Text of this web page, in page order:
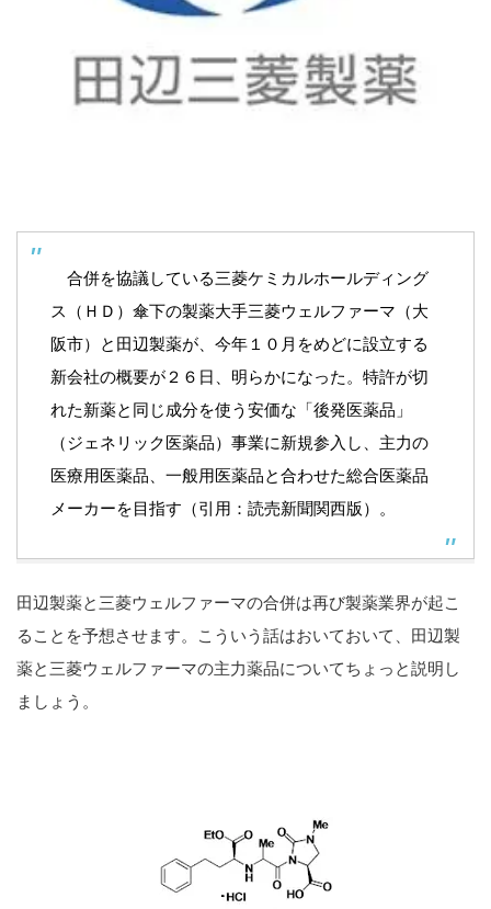
合併を協議している三菱ケミカルホールディング
ス（ＨＤ）傘下の製薬大手三菱ウェルファーマ（大
阪市）と田辺製薬が、今年１０月をめどに設立する
新会社の概要が２６日、明らかになった。特許が切
れた新薬と同じ成分を使う安価な「後発医薬品」
（ジェネリック医薬品）事業に新規参入し、主力の
医療用医薬品、一般用医薬品と合わせた総合医薬品
メーカーを目指す（引用： 読売新聞関西版）。
田辺製薬と三菱ウェルファーマの合併は再び製薬業界が起こ
ることを予想させます。こういう話はおいておいて、田辺製
薬と三菱ウェルファーマの主力薬品についてちょっと説明し
ましょう。